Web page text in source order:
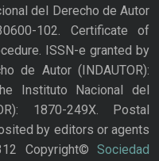
del Derecho de Autor
102. Certificate of
ISSN-e granted by
de Autor (INDAUTOR):
Instituto Nacional del
1870-249X. Postal
by editors or agents
Copyright© Sociedad